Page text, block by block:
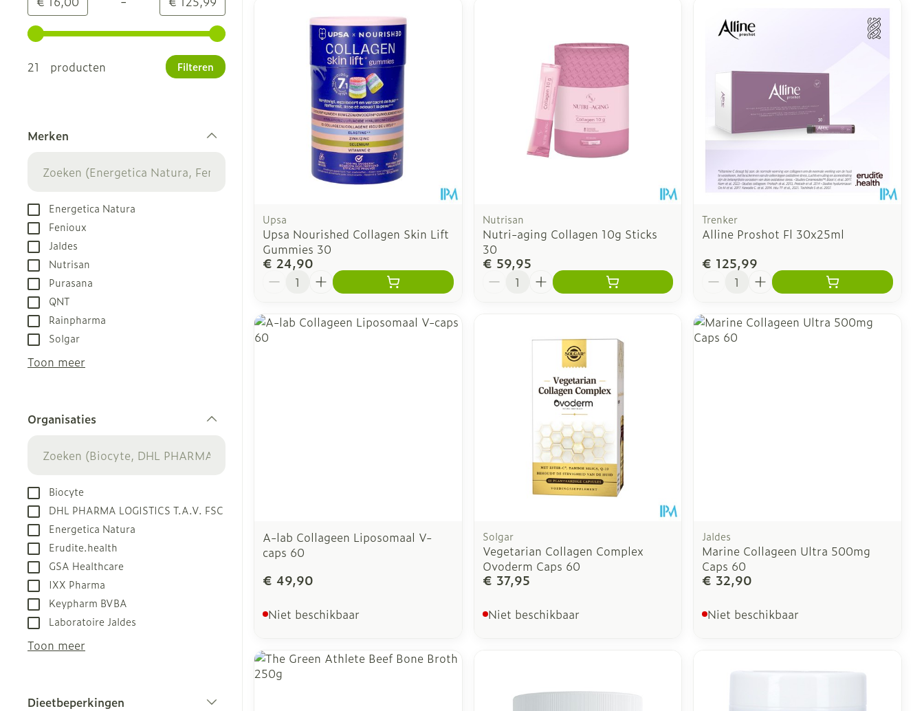
Gebruik de pijltjestoetsen links en rechts om de minimale en maximale prijswaarden aan te passen.
21 producten
Filteren
Merken
Energetica Natura
Fenioux
Jaldes
Nutrisan
Purasana
QNT
Rainpharma
Solgar
Toon meer
Organisaties
Biocyte
DHL PHARMA LOGISTICS T.A.V. FSC
Energetica Natura
Erudite.health
GSA Healthcare
IXX Pharma
Keypharm BVBA
Laboratoire Jaldes
Toon meer
Dieetbeperkingen
Upsa
Upsa Nourished Collagen Skin Lift
Gummies 30
€ 24,90
Aantal
Nutrisan
Nutri-aging Collagen 10g Sticks
30
€ 59,95
Aantal
Trenker
Alline Proshot Fl 30x25ml
€ 125,99
Aantal
A-lab Collageen Liposomaal V-
caps 60
€ 49,90
Niet beschikbaar
Solgar
Vegetarian Collagen Complex
Ovoderm Caps 60
€ 37,95
Niet beschikbaar
Jaldes
Marine Collageen Ultra 500mg
Caps 60
€ 32,90
Niet beschikbaar